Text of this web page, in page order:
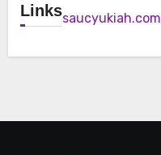
Linkssaucyukiah.com